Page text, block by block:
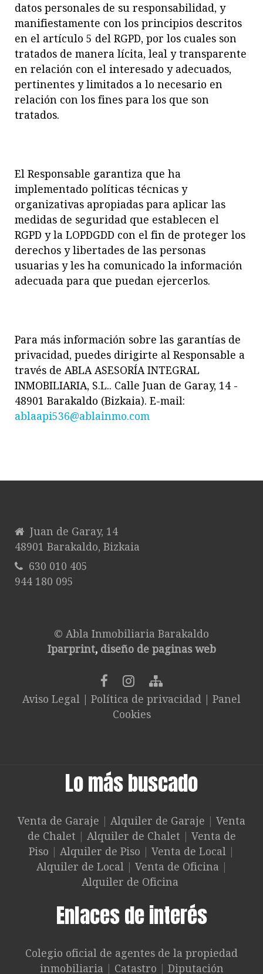
datos personales de su responsabilidad, y
manifiestamente con los principios descritos
en el artículo 5 del RGPD, por los cuales son
tratados de manera lícita, leal y transparente
en relación con el interesado y adecuados,
pertinentes y limitados a lo necesario en
relación con los fines para los que son
tratados.
El Responsable garantiza que ha
implementado políticas técnicas y
organizativas apropiadas para aplicar las
medidas de seguridad que establecen el
RGPD y la LOPDGDD con el fin de proteger los
derechos y libertades de las personas
usuarias y les ha comunicado la información
adecuada para que puedan ejercerlos.
Para más información sobre las garantías de
privacidad, puedes dirigirte al Responsable a
través de ABLA ASESORÍA INTEGRAL
INMOBILIARIA, S.L.. Calle Juan de Garay, 14 -
48901 Barakaldo (Bizkaia). E-mail:
ablaapi536@ablainmo.com
Juan de Garay, 14
48901 Barakaldo, Bizkaia
630 010 405
944 180 095
© Abla Inmobiliaria Barakaldo
Iparprint, diseño de paginas web
Aviso Legal | Política de privacidad | Panel
Cookies
Lo más buscado
Venta de Garaje | Alquiler de Garaje | Venta
de Chalet | Alquiler de Chalet | Venta de
Piso | Alquiler de Piso | Venta de Local |
Alquiler de Local| Venta de Oficina |
Alquiler de Oficina
Enlaces de interés
Colegio oficial de agentes de la propiedad
inmobiliaria | Catastro | Diputación